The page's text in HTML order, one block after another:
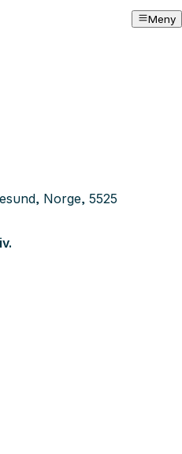
Meny
Norge, 5525